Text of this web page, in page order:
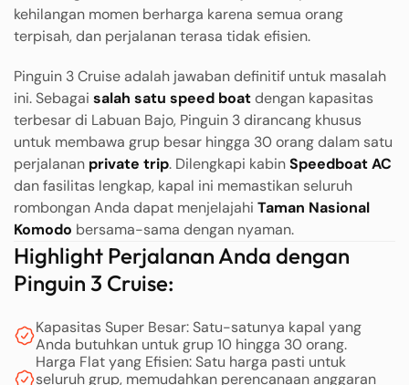
kehilangan momen berharga karena semua orang
terpisah, dan perjalanan terasa tidak efisien.
Pinguin 3 Cruise adalah jawaban definitif untuk masalah
ini. Sebagai salah satu speed boatdengan kapasitas
terbesar di Labuan Bajo, Pinguin 3 dirancang khusus
untuk membawa grup besar hingga 30 orang dalam satu
perjalanan private trip. Dilengkapi kabinSpeedboat AC
dan fasilitas lengkap, kapal ini memastikan seluruh
rombongan Anda dapat menjelajahi Taman Nasional
Komodo bersama-sama dengan nyaman.
Highlight Perjalanan Anda dengan
Pinguin 3 Cruise:
Kapasitas Super Besar: Satu-satunya kapal yang
Anda butuhkan untuk grup 10 hingga 30 orang.
Harga Flat yang Efisien: Satu harga pasti untuk
seluruh grup, memudahkan perencanaan anggaran